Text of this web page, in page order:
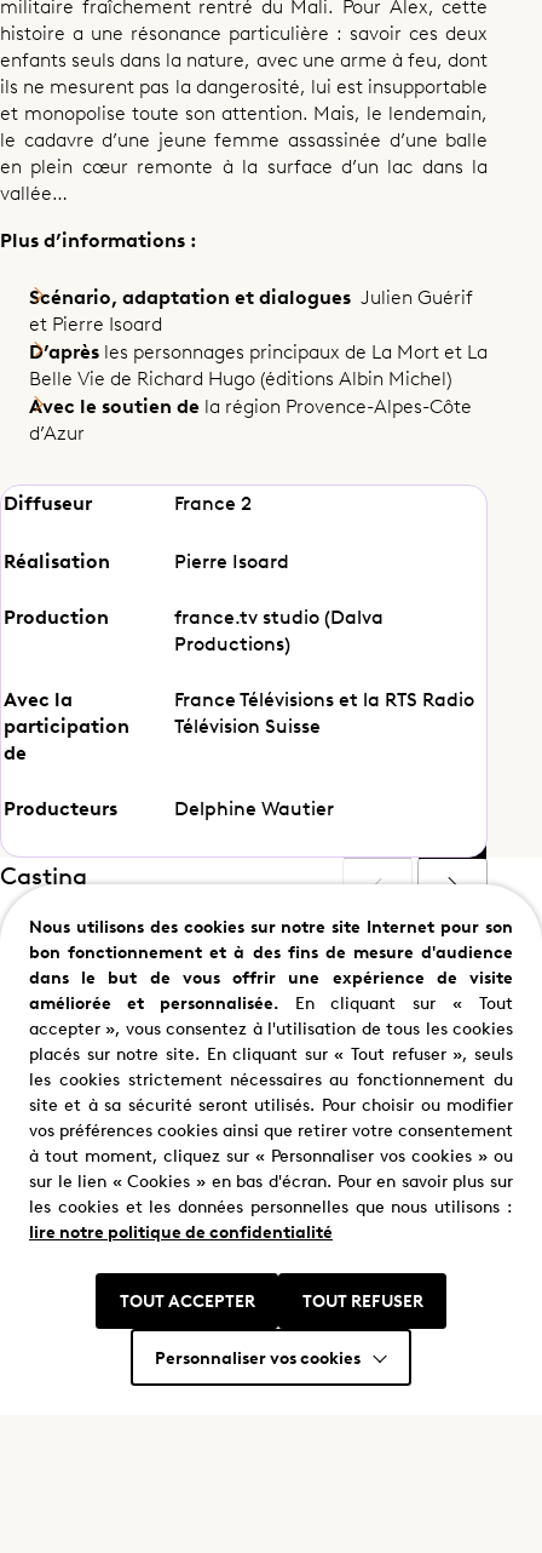
La balade sauvage
militaire fraîchement rentré du Mali. Pour Alex, cette
histoire a une résonance particulière : savoir ces deux
enfants seuls dans la nature, avec une arme à feu, dont
ils ne mesurent pas la dangerosité, lui est insupportable
et monopolise toute son attention. Mais, le lendemain,
le cadavre d’une jeune femme assassinée d’une balle
en plein cœur remonte à la surface d’un lac dans la
vallée…
Plus d’informations :
Scénario, adaptation et dialogues Julien Guérif
et Pierre Isoard
D’après les personnages principaux de La Mort et La
Belle Vie de Richard Hugo (éditions Albin Michel)
Avec le soutien de la région Provence-Alpes-Côte
d’Azur
Diffuseur France 2
Réalisation Pierre Isoard
Production
france.tv studio (Dalva
Productions)
Avec la
participation
de
France Télévisions et la RTS Radio
Télévision Suisse
Producteurs Delphine Wautier
Casting
Samuel Le Bihan
Alex Hugo
Lionnel Astier
Angelo Battala
Nous trouver
Où nous trouver ?
Nous utilisons des cookies sur notre site Internet pour son
bon fonctionnement et à des fins de mesure d'audience
dans le but de vous offrir une expérience de visite
améliorée et personnalisée.En cliquant sur « Tout
accepter », vous consentez à l'utilisation de tous les cookies
placés sur notre site. En cliquant sur « Tout refuser », seuls
les cookies strictement nécessaires au fonctionnement du
site et à sa sécurité seront utilisés. Pour choisir ou modifier
vos préférences cookies ainsi que retirer votre consentement
à tout moment, cliquez sur « Personnaliser vos cookies » ou
sur le lien « Cookies » en bas d'écran. Pour en savoir plus sur
les cookies et les données personnelles que nous utilisons :
lire notre politique de confidentialité
TOUT ACCEPTER TOUT REFUSER
Personnaliser vos cookies